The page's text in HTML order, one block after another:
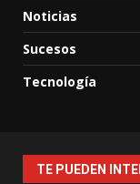
Noticias
Sucesos
Tecnología
TE PUEDEN